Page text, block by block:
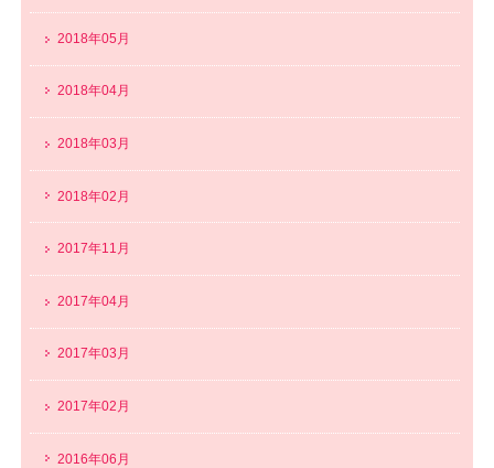
2018年05月
2018年04月
2018年03月
2018年02月
2017年11月
2017年04月
2017年03月
2017年02月
2016年06月